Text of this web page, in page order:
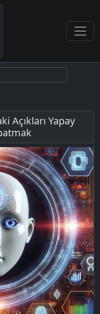
Açıkları Yapay